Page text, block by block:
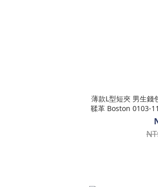
薄款L型短夾 男生錢
鞣革 Boston 0103-